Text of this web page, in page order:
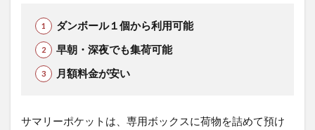
ダンボール１個から利用可能
早朝・深夜でも集荷可能
月額料金が安い
サマリーポケットは、専用ボックスに荷物を詰めて預け